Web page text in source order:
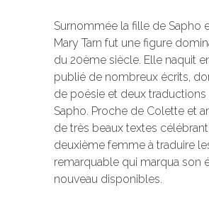
Surnommée la fille de Sapho
Mary Tarn fut une figure
du 20ème siècle. Elle naquit
publié de nombreux écrits,
de poésie et deux
Sapho. Proche de Colette et
de très beaux textes
deuxième femme à traduire
remarquable qui marqua son
nouveau disponibles.